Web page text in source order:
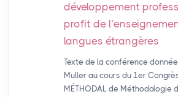
développement
profit de
langues étrangères
Texte de la conférence
Muller au cours du 1er
MÉTHODAL de Méthodologie